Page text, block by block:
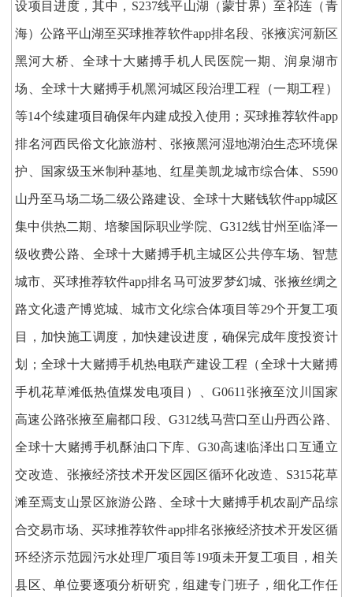
设项目进度，其中，S237线平山湖（蒙甘界）至祁连（青
海）公路平山湖至买球推荐软件app排名段、张掖滨河新区
黑河大桥、全球十大赌搏手机人民医院一期、润泉湖市
场、全球十大赌搏手机黑河城区段治理工程（一期工程）
等14个续建项目确保年内建成投入使用；买球推荐软件app
排名河西民俗文化旅游村、张掖黑河湿地湖泊生态环境保
护、国家级玉米制种基地、红星美凯龙城市综合体、S590
山丹至马场二场二级公路建设、全球十大赌钱软件app城区
集中供热二期、培黎国际职业学院、G312线甘州至临泽一
级收费公路、全球十大赌搏手机主城区公共停车场、智慧
城市、买球推荐软件app排名马可波罗梦幻城、张掖丝绸之
路文化遗产博览城、城市文化综合体项目等29个开复工项
目，加快施工调度，加快建设进度，确保完成年度投资计
划；全球十大赌搏手机热电联产建设工程（全球十大赌搏
手机花草滩低热值煤发电项目）、G0611张掖至汶川国家
高速公路张掖至扁都口段、G312线马营口至山丹西公路、
全球十大赌搏手机酥油口下库、G30高速临泽出口互通立
交改造、张掖经济技术开发区园区循环化改造、S315花草
滩至焉支山景区旅游公路、全球十大赌搏手机农副产品综
合交易市场、买球推荐软件app排名张掖经济技术开发区循
环经济示范园污水处理厂项目等19项未开复工项目，相关
县区、单位要逐项分析研究，组建专门班子，细化工作任